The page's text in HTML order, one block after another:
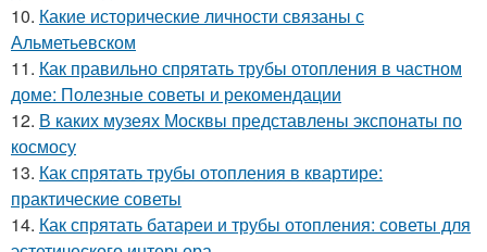
10. Какие исторические личности связаны с
Альметьевском
11. Как правильно спрятать трубы отопления в частном
доме: Полезные советы и рекомендации
12. В каких музеях Москвы представлены экспонаты по
космосу
13. Как спрятать трубы отопления в квартире:
практические советы
14. Как спрятать батареи и трубы отопления: советы для